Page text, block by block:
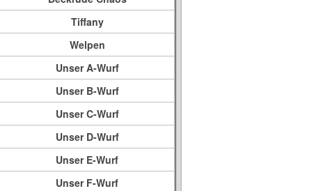
Tiffany
Welpen
Unser A-Wurf
Unser B-Wurf
Unser C-Wurf
Unser D-Wurf
Unser E-Wurf
Unser F-Wurf